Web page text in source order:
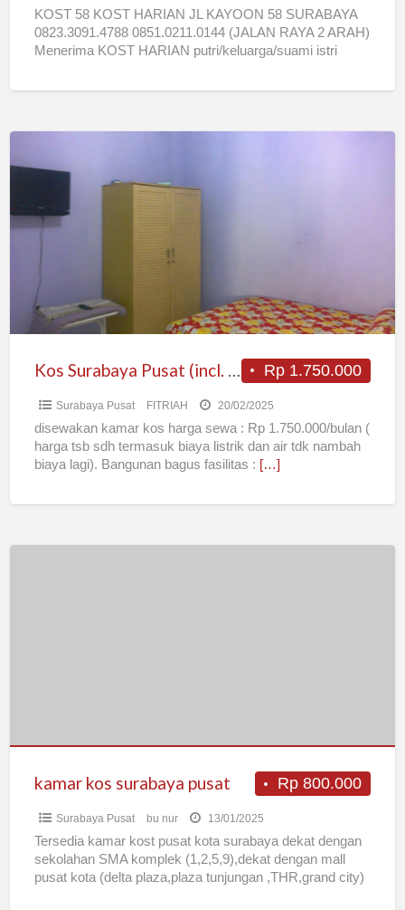
KOST 58 KOST HARIAN JL KAYOON 58 SURABAYA
0823.3091.4788 0851.0211.0144 (JALAN RAYA 2 ARAH)
Menerima KOST HARIAN putri/keluarga/suami istri
Surabaya
(incl.
Rp 1.750.000
Kos Surabaya Pusat (incl. listrik & air)
Surabaya Pusat FITRIAH 20/02/2025
disewakan kamar kos harga sewa : Rp 1.750.000/bulan (
harga tsb sdh termasuk biaya listrik dan air tdk nambah
biaya lagi). Bangunan bagus fasilitas : […]
Rp 800.000
kamar kos surabaya pusat
Surabaya Pusat bu nur 13/01/2025
Tersedia kamar kost pusat kota surabaya dekat dengan
sekolahan SMA komplek (1,2,5,9),dekat dengan mall
pusat kota (delta plaza,plaza tunjungan ,THR,grand city)